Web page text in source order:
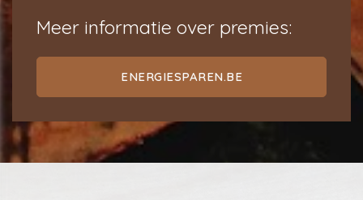
Meer informatie over premies:
ENERGIESPAREN.BE